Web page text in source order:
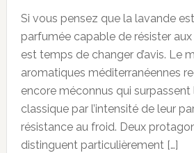
Si vous pensez que la lavande
parfumée capable de résister aux
est temps de changer d’avis. Le
aromatiques méditerranéennes
encore méconnus qui surpassent
classique par l’intensité de leur
résistance au froid. Deux
distinguent particulièrement […]